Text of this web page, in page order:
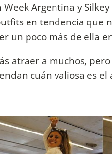
Week Argentina y
en tendencia que
un poco más de ella
atraer a muchos,
cuán valiosa es